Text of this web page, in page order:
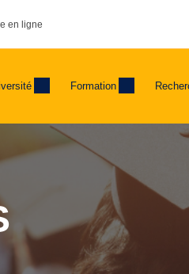
en ligne
Formation